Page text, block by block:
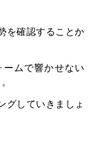
を確認することか
ムで響かせない
グしていきましょ